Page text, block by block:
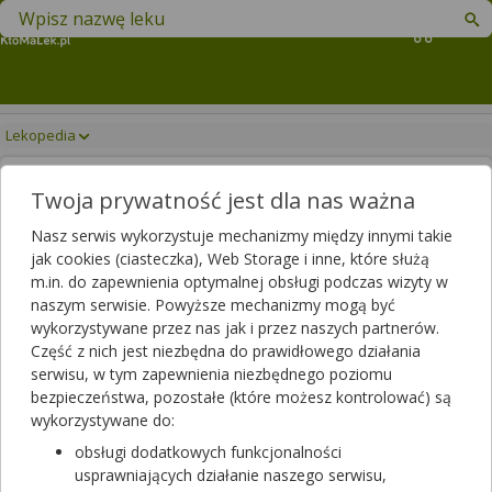
Koszyk
Znajdź lek w swojej okolicy
Lekopedia
ALPHATEX Drukuj/Zapisz
ALPHAtex Osłona na aparaturę medyczną
Twoja prywatność jest dla nas ważna
Nasz serwis wykorzystuje mechanizmy między innymi takie
jak cookies (ciasteczka), Web Storage i inne, które służą
m.in. do zapewnienia optymalnej obsługi podczas wizyty w
naszym serwisie. Powyższe mechanizmy mogą być
wykorzystywane przez nas jak i przez naszych partnerów.
Część z nich jest niezbędna do prawidłowego działania
serwisu, w tym zapewnienia niezbędnego poziomu
bezpieczeństwa, pozostałe (które możesz kontrolować) są
wykorzystywane do:
obsługi dodatkowych funkcjonalności
usprawniających działanie naszego serwisu,